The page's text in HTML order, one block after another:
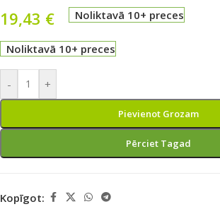
19,43 € Noliktavā 10+ preces
Noliktavā 10+ preces
- +
Pievienot Grozam
Pērciet Tagad
Kopīgot: